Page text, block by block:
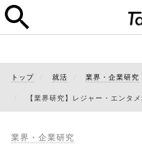
トップ 就活 業界・企業研究
【業界研究】レジャー・エンタ
業界・企業研究